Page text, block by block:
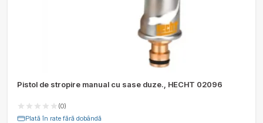
Pistol de stropire manual cu sase duze., HECHT 02096
(0)
Plată în rate fără dobândă